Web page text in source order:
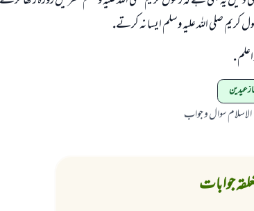
كريم صلى اللہ عليہ وسلم ايسا نہ كرتے.
.
عیدین
الاسلام سوال و جواب
جوابات